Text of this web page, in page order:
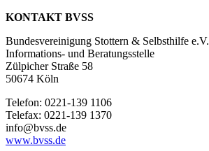
KONTAKT BVSS
Bundesvereinigung Stottern & Selbsthilfe e.V.
Informations- und Beratungsstelle
Zülpicher Straße 58
50674 Köln
Telefon: 0221-139 1106
Telefax: 0221-139 1370
info@bvss.de
www.bvss.de